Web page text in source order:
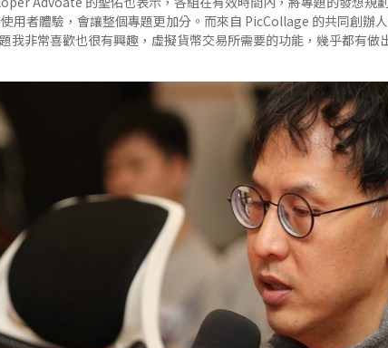
用者體驗，會讓整個專題更加分。而來自 PicCollage 的共同創辦
我非常喜歡也很有興趣，虛擬貨幣交易所需要的功能，幾乎都有做